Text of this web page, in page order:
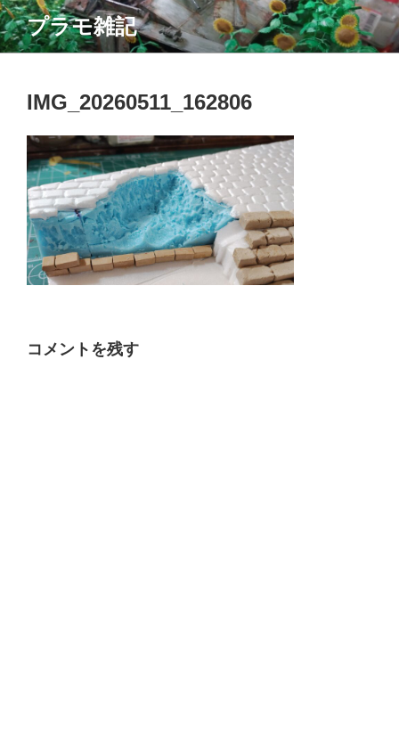
コ
ン
テ
プラモ雑記
IMG_20260511_162806
コメントを残す